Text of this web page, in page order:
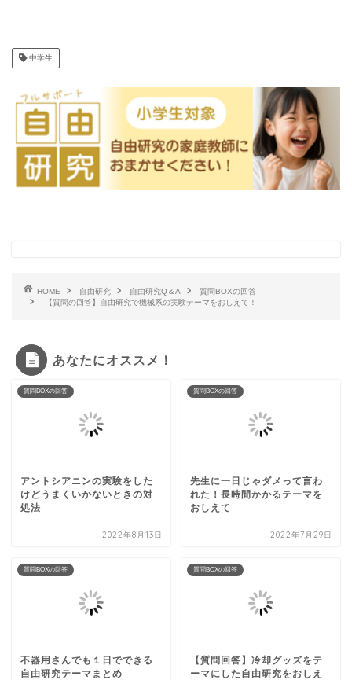
中学生
HOME 自由研究 自由研究Q＆A
質問BOXの回答
【質問の回答】自由研究で機械系の実験テーマをおしえて！
あなたにオススメ！
質問BOXの回答
アントシアニンの実験をした
けどうまくいかないときの対
処法
2022年8月13日
質問BOXの回答
先生に一日じゃダメって言わ
れた！長時間かかるテーマを
おしえて
2022年7月29日
質問BOXの回答
不器用さんでも１日でできる
自由研究テーマまとめ
質問BOXの回答
【質問回答】冷却グッズをテ
ーマにした自由研究をおしえ